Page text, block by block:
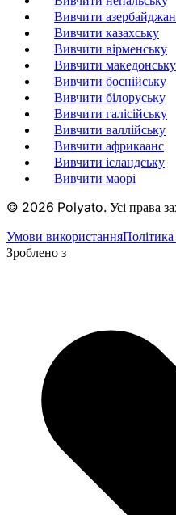
Вивчити
Вивчити казахську
Вивчити вірменську
Вивчити македонську
Вивчити боснійську
Вивчити білоруську
Вивчити галісійську
Вивчити валлійську
Вивчити африкаанс
Вивчити ісландську
Вивчити маорі
© 2026 Polyato. Усі права
Умови використанняПолітика
Зроблено з